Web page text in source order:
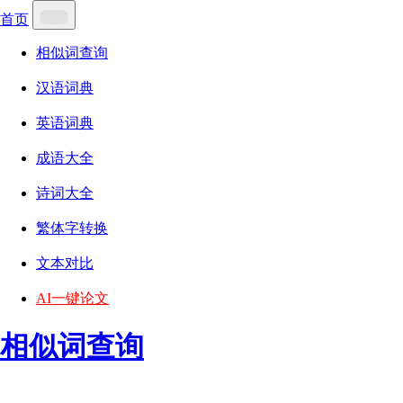
首页
相似词查询
汉语词典
英语词典
成语大全
诗词大全
繁体字转换
文本对比
AI一键论文
相似词查询